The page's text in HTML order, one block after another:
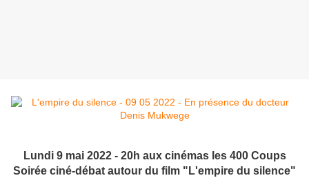
Lundi 9 mai 2022 - 20h aux cinémas les 400 Coups
Soirée ciné-débat autour du film "L'empire du silence"